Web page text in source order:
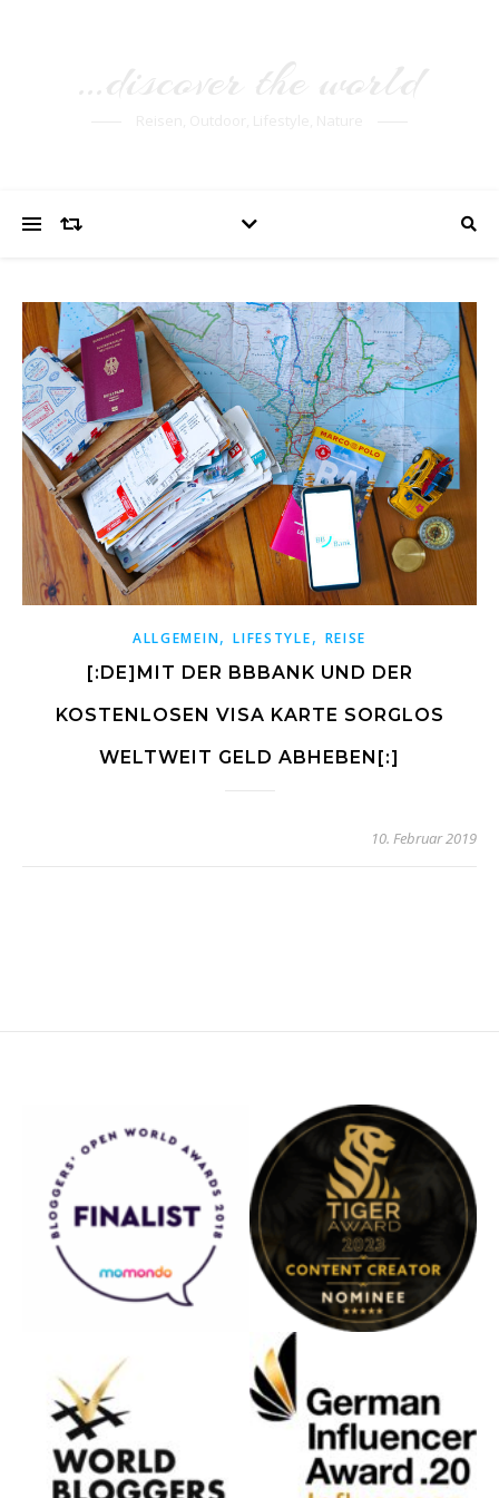
ALLGEMEIN,LIFESTYLE, REISE
[:DE]MIT DER BBBANK UND DER
KOSTENLOSEN VISA KARTE SORGLOS
WELTWEIT GELD ABHEBEN[:]
10. Februar 2019